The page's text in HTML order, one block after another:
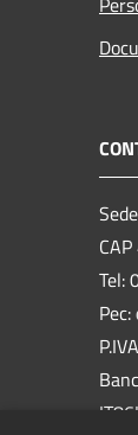
Tel:
Pec: